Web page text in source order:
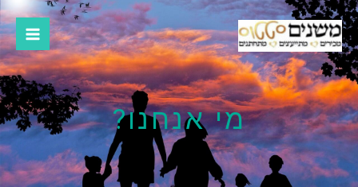
דילוג
לתוכן
מי אנחנו?